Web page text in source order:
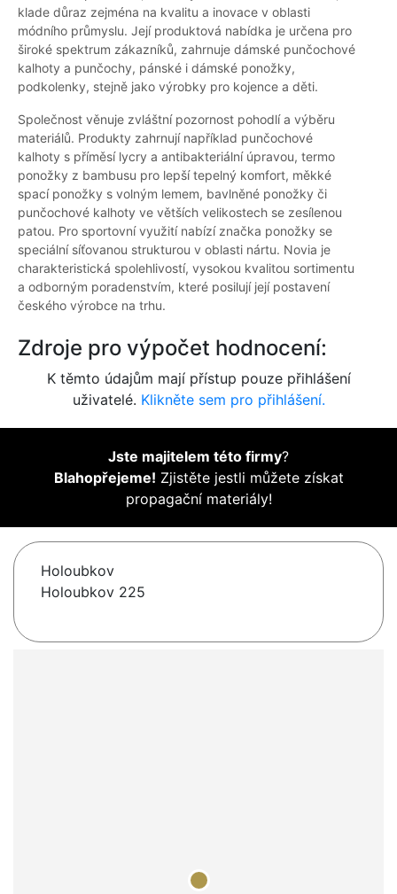
klade důraz zejména na kvalitu a inovace v oblasti
módního průmyslu. Její produktová nabídka je určena pro
široké spektrum zákazníků, zahrnuje dámské punčochové
kalhoty a punčochy, pánské i dámské ponožky,
podkolenky, stejně jako výrobky pro kojence a děti.
Společnost věnuje zvláštní pozornost pohodlí a výběru
materiálů. Produkty zahrnují například punčochové
kalhoty s příměsí lycry a antibakteriální úpravou, termo
ponožky z bambusu pro lepší tepelný komfort, měkké
spací ponožky s volným lemem, bavlněné ponožky či
punčochové kalhoty ve větších velikostech se zesílenou
patou. Pro sportovní využití nabízí značka ponožky se
speciální síťovanou strukturou v oblasti nártu. Novia je
charakteristická spolehlivostí, vysokou kvalitou sortimentu
a odborným poradenstvím, které posilují její postavení
českého výrobce na trhu.
Zdroje pro výpočet hodnocení:
K těmto údajům mají přístup pouze přihlášení
uživatelé. Klikněte sem pro přihlášení.
Jste majitelem této firmy?
Blahopřejeme! Zjistěte jestli můžete získat
propagační materiály!
Holoubkov
Holoubkov 225